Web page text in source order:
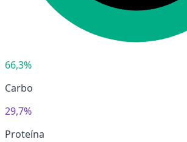
66,3%
Carbo
29,7%
Proteína